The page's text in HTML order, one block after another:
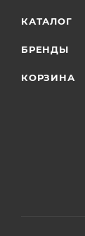
КАТАЛОГ
БРЕНДЫ
КОРЗИНА